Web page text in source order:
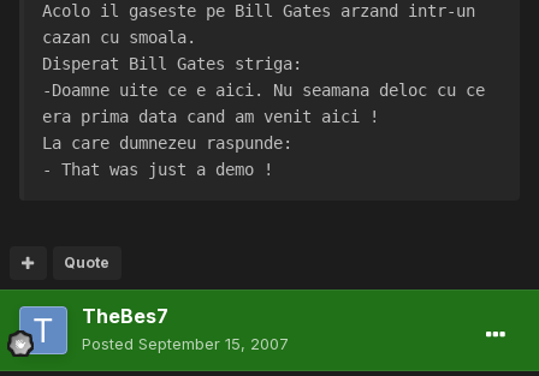
Acolo il gaseste pe Bill Gates arzand intr-un
cazan cu smoala.
Disperat Bill Gates striga:
-Doamne uite ce e aici. Nu seamana deloc cu ce
era prima data cand am venit aici !
La care dumnezeu raspunde:
- That was just a demo !
Quote
TheBes7
Posted September 15, 2007